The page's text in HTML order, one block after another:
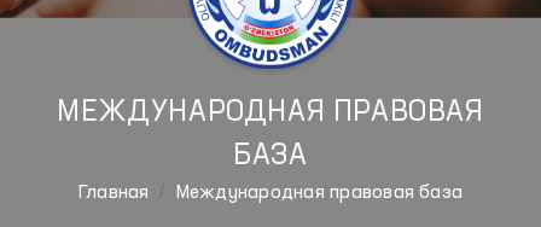
МЕЖДУНАРОДНАЯ ПРАВОВАЯ
БАЗА
Главная Международная правовая база